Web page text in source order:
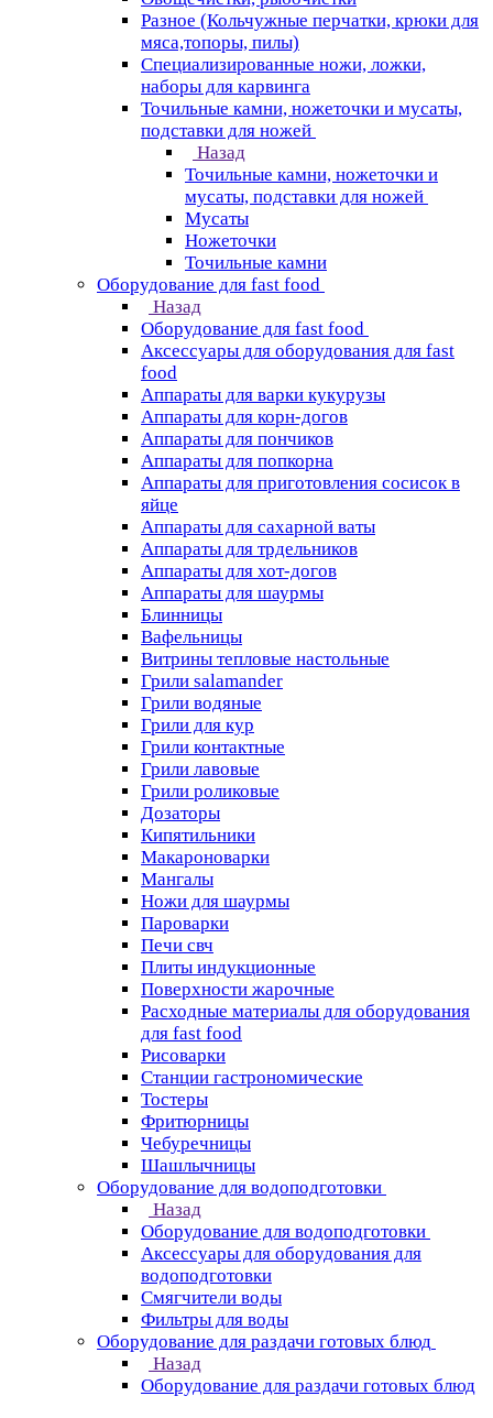
Разное (Кольчужные перчатки, крюки для
мяса,топоры, пилы)
Специализированные ножи, ложки,
наборы для карвинга
Точильные камни, ножеточки и мусаты,
подставки для ножей
Назад
Точильные камни, ножеточки и
мусаты, подставки для ножей
Мусаты
Ножеточки
Точильные камни
Оборудование для fast food
Назад
Оборудование для fast food
Аксессуары для оборудования для fast
food
Аппараты для варки кукурузы
Аппараты для корн-догов
Аппараты для пончиков
Аппараты для попкорна
Аппараты для приготовления сосисок в
яйце
Аппараты для сахарной ваты
Аппараты для трдельников
Аппараты для хот-догов
Аппараты для шаурмы
Блинницы
Вафельницы
Витрины тепловые настольные
Грили salamander
Грили водяные
Грили для кур
Грили контактные
Грили лавовые
Грили роликовые
Дозаторы
Кипятильники
Макароноварки
Мангалы
Ножи для шаурмы
Пароварки
Печи свч
Плиты индукционные
Поверхности жарочные
Расходные материалы для оборудования
для fast food
Рисоварки
Станции гастрономические
Тостеры
Фритюрницы
Чебуречницы
Шашлычницы
Оборудование для водоподготовки
Назад
Оборудование для водоподготовки
Аксессуары для оборудования для
водоподготовки
Смягчители воды
Фильтры для воды
Оборудование для раздачи готовых блюд
Назад
Оборудование для раздачи готовых блюд